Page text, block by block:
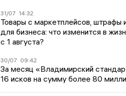
31/07 14:32
Товары с маркетплейсов, штрафы
для бизнеса: что изменится в
с 1 августа?
30/07 09:42
За месяц «Владимирский
16 исков на сумму более 80